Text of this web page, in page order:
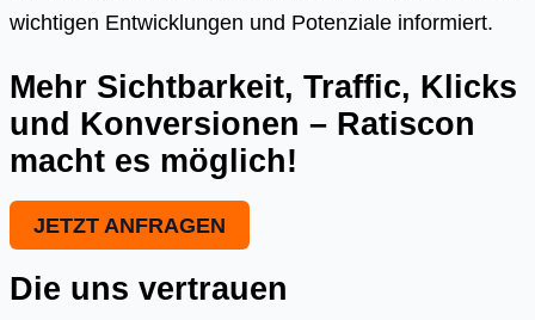
wichtigen Entwicklungen und Potenziale informiert.
Mehr Sichtbarkeit, Traffic, Klicks
und Konversionen – Ratiscon
macht es möglich!
JETZT ANFRAGEN
Die uns vertrauen